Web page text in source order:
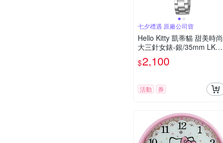
七夕禮遇 原廠公司貨
Hello Kitty 凱蒂貓 甜美時尚
大三針女錶-銀/35mm LK70
3LWKA 七夕寵愛季 送禮推
薦
$2,100
活動 券